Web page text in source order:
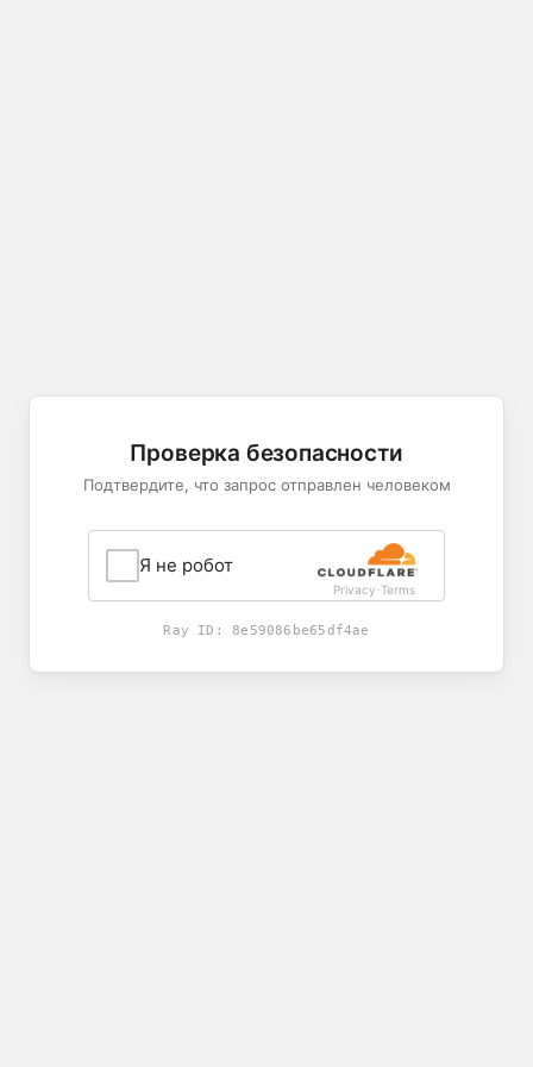
Проверка безопасности
Подтвердите, что запрос отправлен человеком
Я не робот
Privacy-Terms
Ray ID:8e59086be65df4ae